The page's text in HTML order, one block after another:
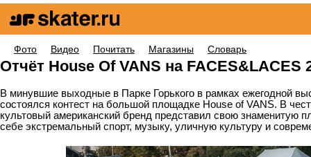
Фото Видео Почитать Магазины Словарь
Отчёт House Of VANS на FACES&LACES
В минувшие выходные в Парке Горького в рамках ежегодной
состоялся контест на большой площадке House of VANS. В
культовый американский бренд представил свою знаменитую
себе экстремальный спорт, музыку, уличную культуру и